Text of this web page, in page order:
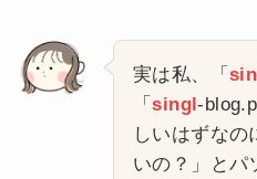
実は私、「
「singl-
しいはずなの
いの？」とパ